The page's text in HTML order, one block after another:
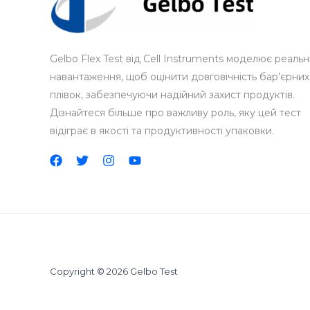
Gelbo Flex Test від Cell Instruments моделює
навантаження, щоб оцінити довговічність бар’єрних
плівок, забезпечуючи надійний захист продуктів.
Дізнайтеся більше про важливу роль, яку цей тест
відіграє в якості та продуктивності упаковки.
Copyright © 2026 Gelbo Test